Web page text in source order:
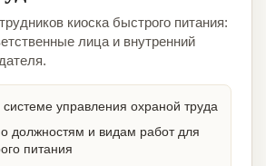
киоска быстрого питания:
лица и внутренний
управления охраной труда
должностям и видам работ для
питания